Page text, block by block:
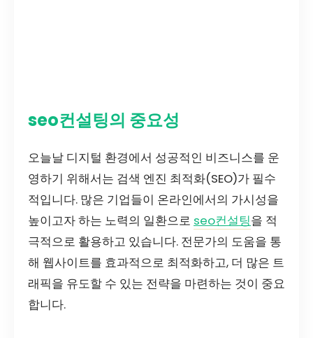
seo컨설팅의 중요성
오늘날 디지털 환경에서 성공적인 비즈니스를 운
영하기 위해서는 검색 엔진 최적화(SEO)가 필수
적입니다. 많은 기업들이 온라인에서의 가시성을
높이고자 하는 노력의 일환으로 seo컨설팅을 적
극적으로 활용하고 있습니다. 전문가의 도움을 통
해 웹사이트를 효과적으로 최적화하고, 더 많은 트
래픽을 유도할 수 있는 전략을 마련하는 것이 중요
합니다.